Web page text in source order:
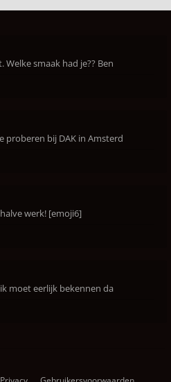
smaak had je?? Ben
proberen bij DAK in Amsterd
werk! [emoji6]
moet eerlijk bekennen da